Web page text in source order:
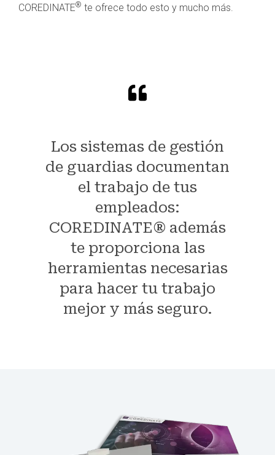
COREDINATE® te ofrece todo esto y mucho más.
Los sistemas de gestión
de guardias documentan
el trabajo de tus
empleados:
COREDINATE® además
te proporciona las
herramientas necesarias
para hacer tu trabajo
mejor y más seguro.